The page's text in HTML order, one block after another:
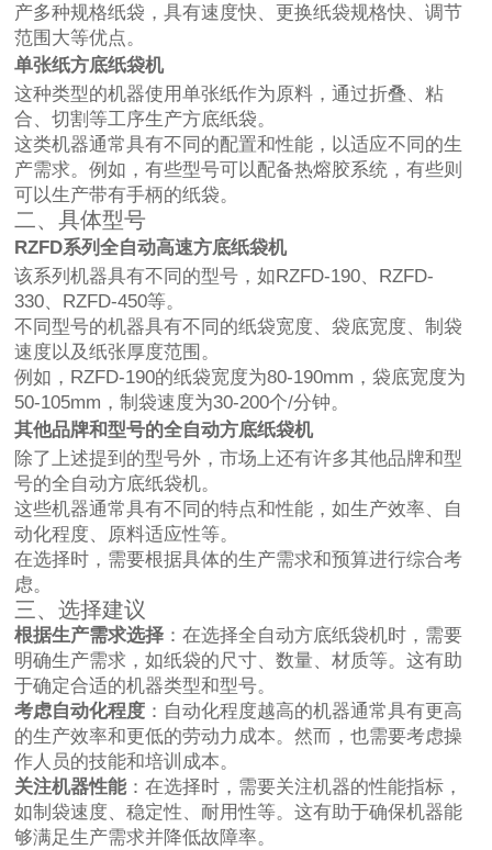
产多种规格纸袋，具有速度快、更换纸袋规格快、调节
范围大等优点。
单张纸方底纸袋机
这种类型的机器使用单张纸作为原料，通过折叠、粘
合、切割等工序生产方底纸袋。
这类机器通常具有不同的配置和性能，以适应不同的生
产需求。例如，有些型号可以配备热熔胶系统，有些则
可以生产带有手柄的纸袋。
二、具体型号
RZFD系列全自动高速方底纸袋机
该系列机器具有不同的型号，如RZFD-190、RZFD-
330、RZFD-450等。
不同型号的机器具有不同的纸袋宽度、袋底宽度、制袋
速度以及纸张厚度范围。
例如，RZFD-190的纸袋宽度为80-190mm，袋底宽度为
50-105mm，制袋速度为30-200个/分钟。
其他品牌和型号的全自动方底纸袋机
除了上述提到的型号外，市场上还有许多其他品牌和型
号的全自动方底纸袋机。
这些机器通常具有不同的特点和性能，如生产效率、自
动化程度、原料适应性等。
在选择时，需要根据具体的生产需求和预算进行综合考
虑。
三、选择建议
根据生产需求选择 ：在选择全自动方底纸袋机时，需要
明确生产需求，如纸袋的尺寸、数量、材质等。这有助
于确定合适的机器类型和型号。
考虑自动化程度 ：自动化程度越高的机器通常具有更高
的生产效率和更低的劳动力成本。然而，也需要考虑操
作人员的技能和培训成本。
关注机器性能：在选择时，需要关注机器的性能指标，
如制袋速度、稳定性、耐用性等。这有助于确保机器能
够满足生产需求并降低故障率。